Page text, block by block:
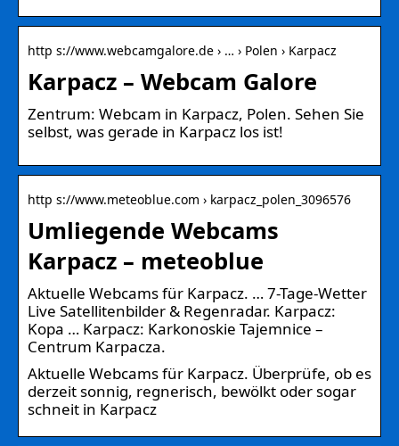
http s://www.webcamgalore.de › … › Polen › Karpacz
Karpacz – Webcam Galore
Zentrum: Webcam in Karpacz, Polen. Sehen Sie
selbst, was gerade in Karpacz los ist!
http s://www.meteoblue.com › karpacz_polen_3096576
Umliegende Webcams
Karpacz – meteoblue
Aktuelle Webcams für Karpacz. … 7-Tage-Wetter
Live Satellitenbilder & Regenradar. Karpacz:
Kopa … Karpacz: Karkonoskie Tajemnice –
Centrum Karpacza.
Aktuelle Webcams für Karpacz. Überprüfe, ob es
derzeit sonnig, regnerisch, bewölkt oder sogar
schneit in Karpacz